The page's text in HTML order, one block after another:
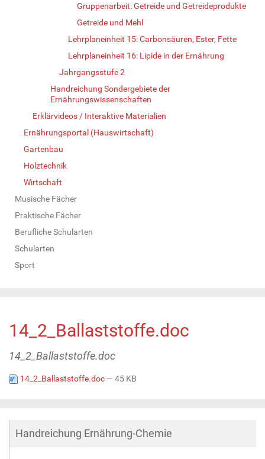
Gruppenarbeit: Getreide und Getreideprodukte
Getreide und Mehl
Lehrplaneinheit 15: Carbonsäuren, Ester, Fette
Lehrplaneinheit 16: Lipide in der Ernährung
Jahrgangsstufe 2
Handreichung Sondergebiete der
Ernährungswissenschaften
Erklärvideos / Interaktive Materialien
Ernährungsportal (Hauswirtschaft)
Gartenbau
Holztechnik
Wirtschaft
Musische Fächer
Praktische Fächer
Berufliche Schularten
Schularten
Sport
14_2_Ballaststoffe.doc
14_2_Ballaststoffe.doc
14_2_Ballaststoffe.doc— 45 KB
Handreichung Ernährung-Chemie